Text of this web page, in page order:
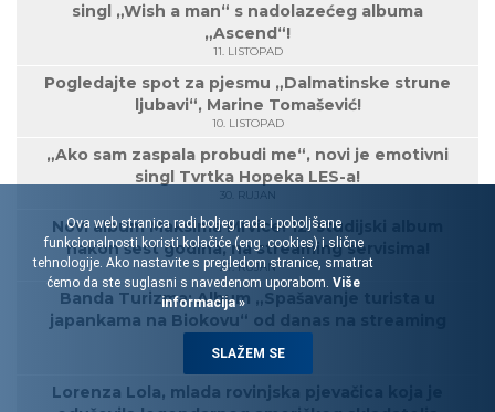
singl „Wish a man“ s nadolazećeg albuma
„Ascend“!
11. LISTOPAD
Pogledajte spot za pjesmu „Dalmatinske strune
ljubavi“, Marine Tomašević!
10. LISTOPAD
„Ako sam zaspala probudi me“, novi je emotivni
singl Tvrtka Hopeka LES-a!
30. RUJAN
Novi album Maksima Mrvice! 12. studijski album
nakon šest godina, na streaming servisima!
27. RUJAN
Banda Turizma: Album „Spašavanje turista u
japankama na Biokovu“ od danas na streaming
servisima!
27. RUJAN
Lorenza Lola, mlada rovinjska pjevačica koja je
Ova web stranica radi boljeg rada i poboljšane
funkcionalnosti koristi kolačiće (eng. cookies) i slične
tehnologije. Ako nastavite s pregledom stranice, smatrat
ćemo da ste suglasni s navedenom uporabom. Više
informacija »
SLAŽEM SE